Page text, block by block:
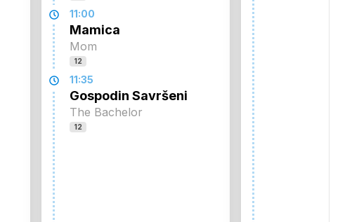
11:00
Mamica
Mom
12
11:35
Gospodin Savršeni
The Bachelor
12